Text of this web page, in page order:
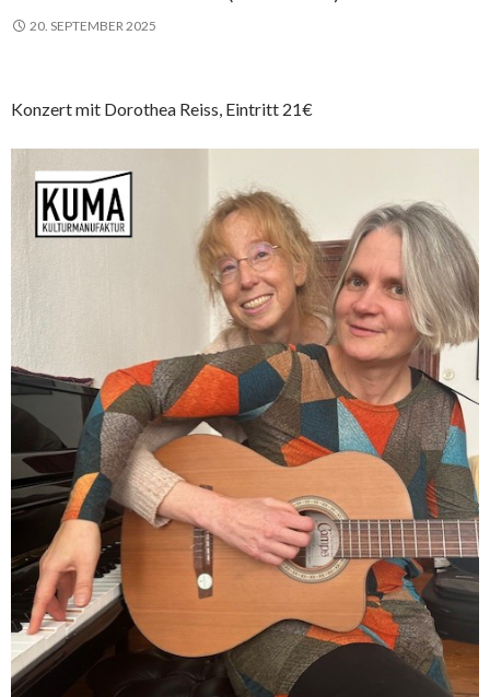
20. SEPTEMBER 2025
Konzert mit Dorothea Reiss, Eintritt 21€